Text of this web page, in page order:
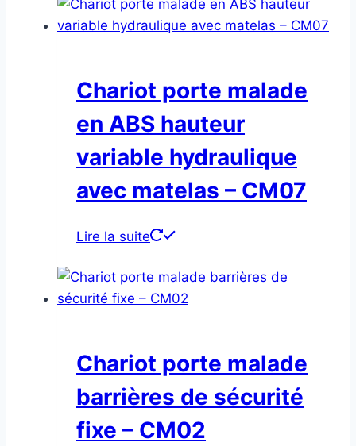
Chariot porte malade
en ABS hauteur
variable hydraulique
avec matelas – CM07
Lire la suite
Chariot porte malade
barrières de sécurité
fixe – CM02